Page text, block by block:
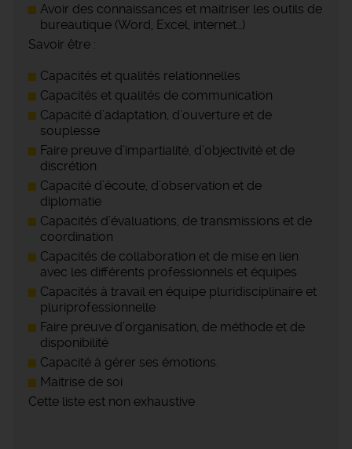
Avoir des connaissances et maitriser les outils de
bureautique (Word, Excel, internet…)
Savoir être :
Capacités et qualités relationnelles
Capacités et qualités de communication
Capacité d’adaptation, d’ouverture et de
souplesse
Faire preuve d’impartialité, d’objectivité et de
discrétion
Capacité d’écoute, d’observation et de
diplomatie
Capacités d’évaluations, de transmissions et de
coordination
Capacités de collaboration et de mise en lien
avec les différents professionnels et équipes
Capacités à travail en équipe pluridisciplinaire et
pluriprofessionnelle
Faire preuve d’organisation, de méthode et de
disponibilité
Capacité à gérer ses émotions.
Maitrise de soi
Cette liste est non exhaustive